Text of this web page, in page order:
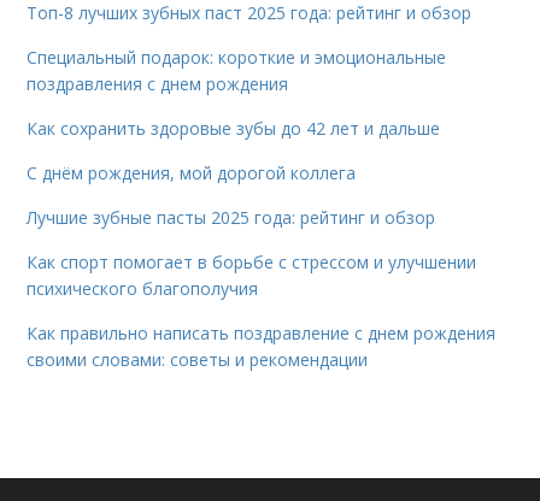
Топ-8 лучших зубных паст 2025 года: рейтинг и обзор
Специальный подарок: короткие и эмоциональные
поздравления с днем рождения
Как сохранить здоровые зубы до 42 лет и дальше
С днём рождения, мой дорогой коллега
Лучшие зубные пасты 2025 года: рейтинг и обзор
Как спорт помогает в борьбе с стрессом и улучшении
психического благополучия
Как правильно написать поздравление с днем рождения
своими словами: советы и рекомендации